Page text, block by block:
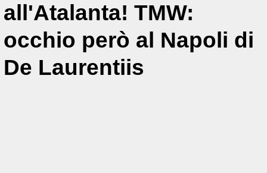
all'Atalanta! TMW:
occhio però al Napoli di
De Laurentiis